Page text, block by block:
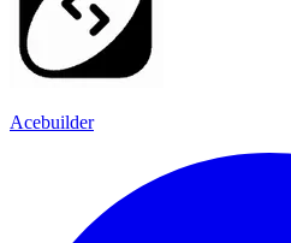
Acebuilder